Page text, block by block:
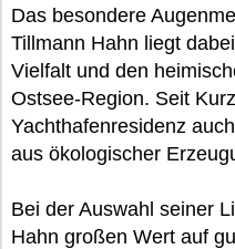
Das besondere
Tillmann Hahn liegt
Vielfalt und den
Ostsee-Region. Seit
Yachthafenresidenz
aus ökologischer
Bei der Auswahl seiner
Hahn großen Wert auf